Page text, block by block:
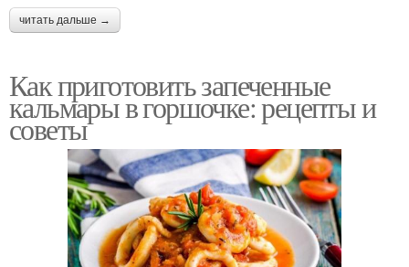
читать дальше →
Как приготовить запеченные
кальмары в горшочке: рецепты и
советы